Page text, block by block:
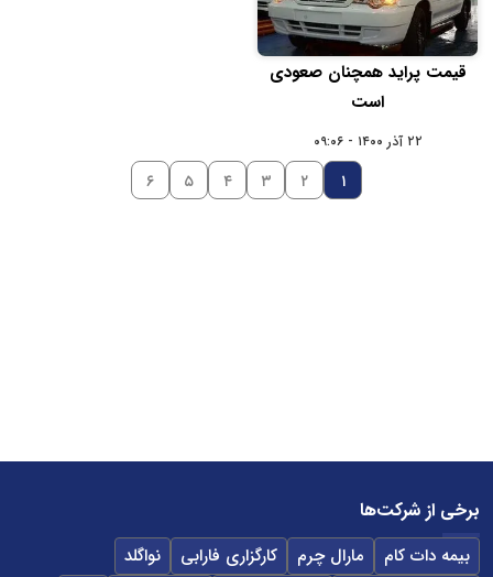
قیمت پراید همچنان صعودی
است
۲۲ آذر ۱۴۰۰ - ۰۹:۰۶
۱ ۲ ۳ ۴ ۵ ۶
برخی از شرکت‌ها
بیمه دات کام مارال چرم کارگزاری فارابی
نواگلد